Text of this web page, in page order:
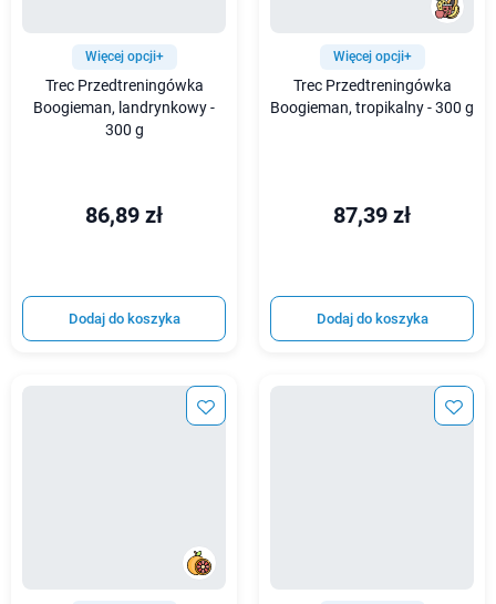
Więcej opcji+
Trec Przedtreningówka
Boogieman, landrynkowy -
300 g
86,89 zł
Dodaj do koszyka
Więcej opcji+
Trec Przedtreningówka
Boogieman, tropikalny - 300 g
87,39 zł
Dodaj do koszyka